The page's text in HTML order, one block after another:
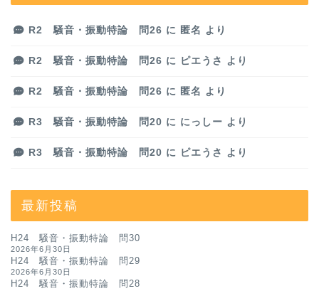
R2 騒音・振動特論 問26 に 匿名 より
R2 騒音・振動特論 問26 に ピエうさ より
R2 騒音・振動特論 問26 に 匿名 より
R3 騒音・振動特論 問20 に にっしー より
R3 騒音・振動特論 問20 に ピエうさ より
最新投稿
H24 騒音・振動特論 問30
2026年6月30日
H24 騒音・振動特論 問29
2026年6月30日
H24 騒音・振動特論 問28